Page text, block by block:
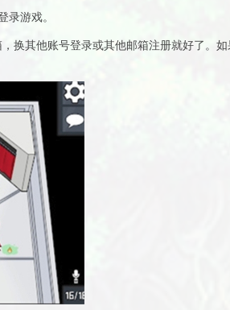
游戏。
换其他账号登录或其他邮箱注册就好了。